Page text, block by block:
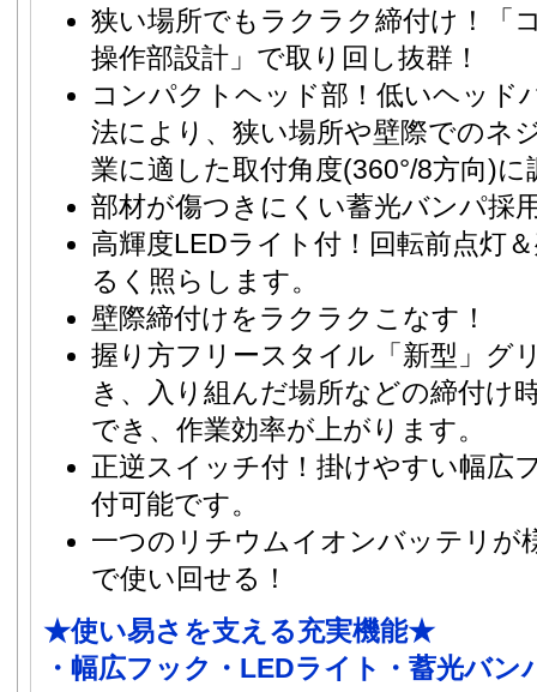
狭い場所でもラクラク締付け！「
操作部設計」で取り回し抜群！
コンパクトヘッド部！低いヘッド
法により、狭い場所や壁際でのネ
業に適した取付角度(360°/8方向)
部材が傷つきにくい蓄光バンパ採
高輝度LEDライト付！回転前点灯
るく照らします。
壁際締付けをラクラクこなす！
握り方フリースタイル「新型」グ
き、入り組んだ場所などの締付け
でき、作業効率が上がります。
正逆スイッチ付！掛けやすい幅広
付可能です。
一つのリチウムイオンバッテリが
で使い回せる！
★使い易さを支える充実機能★
・幅広フック・LEDライト・蓄光バ